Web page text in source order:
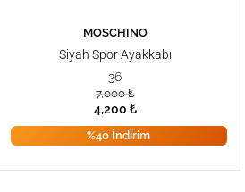
SEPETE EKLE
MOSCHINO
Siyah Spor Ayakkabı
36
7,000₺
4,200 ₺
%40 İndirim